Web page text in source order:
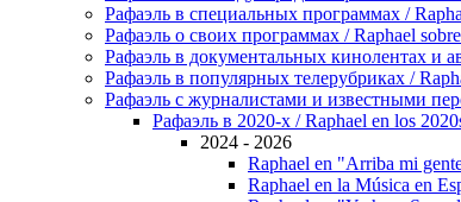
Рафаэль в специальных программах /
Рафаэль о своих программах / Raphael
Рафаэль в документальных кинолентах и
Рафаэль в популярных телерубриках /
Рафаэль с журналистами и известными
Рафаэль в 2020-х / Raphael en los
2024 - 2026
Raphael en "Arriba mi
Raphael en la Música en